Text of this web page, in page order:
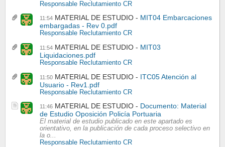
Responsable Reclutamiento CR
11:54 MATERIAL DE ESTUDIO
MIT04 Embarcaciones
embargadas - Rev 0.pdf
Responsable Reclutamiento CR
11:54 MATERIAL DE ESTUDIO
MIT03
Liquidaciones.pdf
Responsable Reclutamiento CR
11:50 MATERIAL DE ESTUDIO
ITC05 Atención al
Usuario - Rev1.pdf
Responsable Reclutamiento CR
11:46 MATERIAL DE ESTUDIO
Documento: Material
de Estudio Oposición Policía Portuaria
El material de estudio publicado en este apartado es
orientativo, en la publicación de cada proceso selectivo en
la o...
Responsable Reclutamiento CR